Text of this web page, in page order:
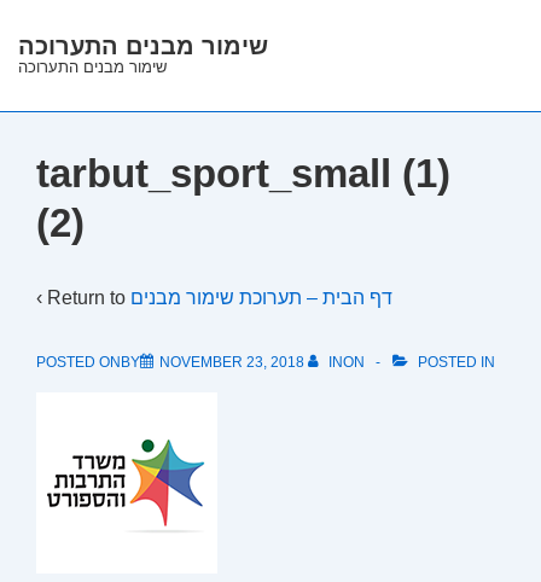
Skip
Main
שימור מבנים התערוכה
שימור מבנים התערוכה
tarbut_sport_small (1)
(2)
‹ Return to דף הבית – תערוכת שימור מבנים
POSTED ONBY NOVEMBER 23, 2018 INON POSTED IN